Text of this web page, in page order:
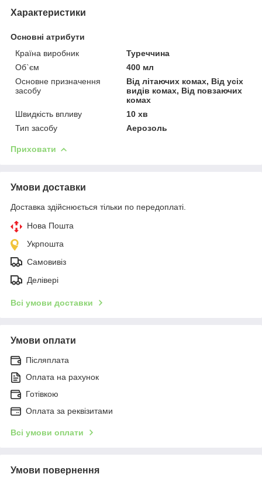
Характеристики
Основні атрибути
Країна виробник
Туреччина
Об`єм
400 мл
Основне призначення
засобу
Від літаючих комах, Від усіх
видів комах, Від повзаючих
комах
Швидкість впливу
10 хв
Тип засобу
Аерозоль
Приховати
Умови доставки
Доставка здійснюється тільки по передоплаті.
Нова Пошта
Укрпошта
Самовивіз
Делівері
Всі умови доставки
Умови оплати
Післяплата
Оплата на рахунок
Готівкою
Оплата за реквізитами
Всі умови оплати
Умови повернення